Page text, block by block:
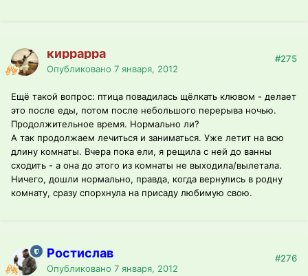
киррарра
Опубликовано 7 января, 2012
#275
Ещё такой вопрос: птица повадилась щёлкать клювом - делает
это после еды, потом после небольшого перерыва ночью.
Продолжительное время. Нормально ли?
А так продолжаем лечиться и заниматься. Уже летит на всю
длину комнаты. Вчера пока ели, я рещила с ней до ванны
сходить - а она до этого из комнаты не выходила/вылетала.
Ничего, дошли нормально, правда, когда вернулись в родну
комнату, сразу спорхнула на присаду любимую свою.
Ростислав
Опубликовано 7 января, 2012
#276